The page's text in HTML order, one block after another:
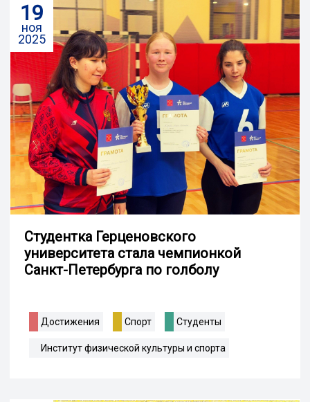
19
ноя
2025
Студентка Герценовского
университета стала чемпионкой
Санкт-Петербурга по голболу
Достижения Спорт Студенты
Институт физической культуры и спорта